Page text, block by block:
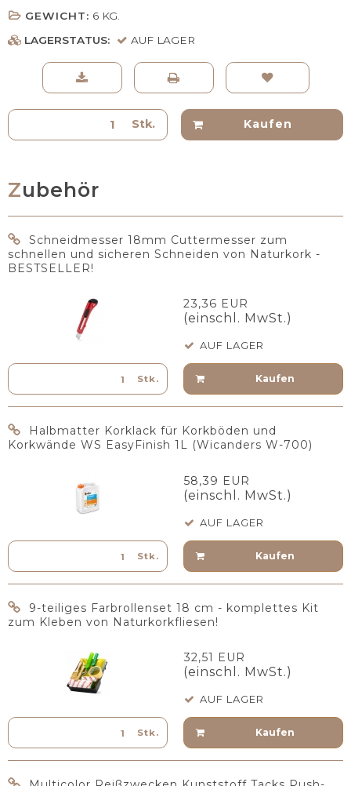
GEWICHT: 6 KG.
LAGERSTATUS:
AUF LAGER
Stk. Kaufen
Zubehör
Schneidmesser 18mm Cuttermesser zum
schnellen und sicheren Schneiden von Naturkork -
BESTSELLER!
23,36 EUR
(einschl. MwSt.)
AUF LAGER
Stk. Kaufen
Halbmatter Korklack für Korkböden und
Korkwände WS EasyFinish 1L (Wicanders W-700)
58,39 EUR
(einschl. MwSt.)
AUF LAGER
Stk. Kaufen
9-teiliges Farbrollenset 18 cm - komplettes Kit
zum Kleben von Naturkorkfliesen!
32,51 EUR
(einschl. MwSt.)
AUF LAGER
Stk. Kaufen